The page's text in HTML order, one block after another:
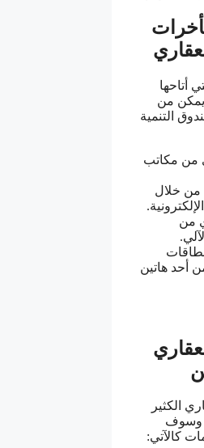
أتاحها
يمكن من
التنمية
من مكاتب
من خلال
من
أحد هاتين
الكثير
وسوف
كالآتي: